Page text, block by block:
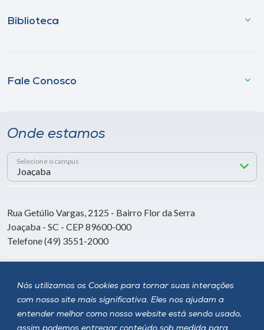
Nós utilizamos os Cookies para tornar suas interações
com nosso site mais significativa. Eles nos ajudam a
entender melhor como nosso website está sendo usado,
assim podemos entregar conteúdo sob medida para
Biblioteca
Fale Conosco
Onde estamos
Selecione o campus
Rua Getúlio Vargas, 2125 - Bairro Flor da Serra
Joaçaba - SC - CEP 89600-000
Telefone (49) 3551-2000
Siga a Unoesc